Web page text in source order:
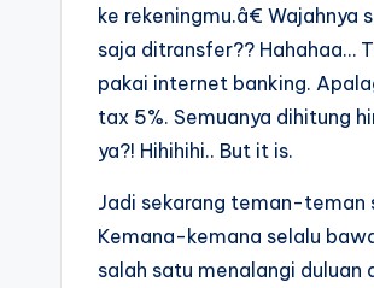
ke rekeningmu.â€
saja ditransfer?? Hahahaa…
pakai internet banking.
tax 5%. Semuanya dihitung
ya?! Hihihihi.. But it is.
Jadi sekarang teman-teman
Kemana-kemana selalu
salah satu menalangi duluan